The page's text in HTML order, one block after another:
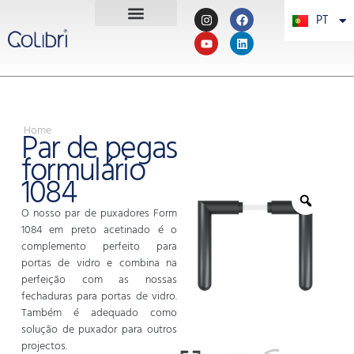
PT
PL
Home
Par de pegas
formulário
1084
O nosso par de puxadores Form
1084 em preto acetinado é o
complemento perfeito para
portas de vidro e combina na
perfeição com as nossas
fechaduras para portas de vidro.
Também é adequado como
solução de puxador para outros
projectos.